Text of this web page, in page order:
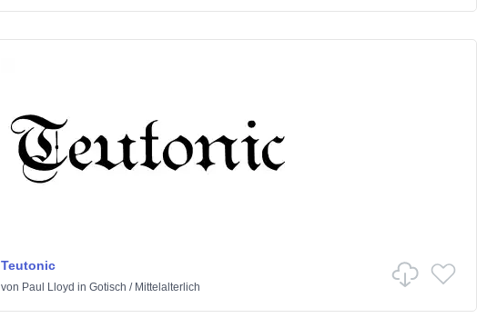
Teutonic
von Paul Lloyd in Gotisch / Mittelalterlich